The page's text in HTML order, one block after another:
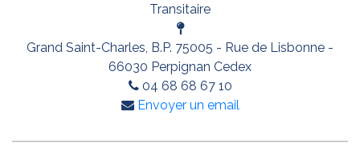
Transitaire
Grand Saint-Charles, B.P. 75005 - Rue de Lisbonne -
66030 Perpignan Cedex
04 68 68 67 10
Envoyer un email